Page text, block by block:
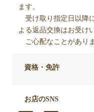
ます。
受け取り指定日以降
よる返品交換はお受け
ご心配なことがあり
資格・免許
お店のSNS